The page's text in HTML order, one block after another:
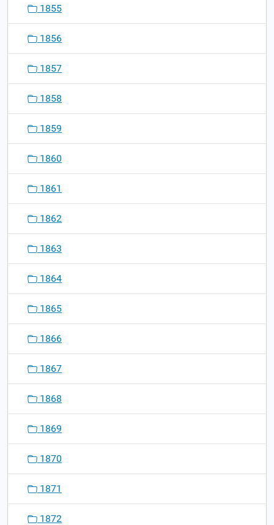
1855
1856
1857
1858
1859
1860
1861
1862
1863
1864
1865
1866
1867
1868
1869
1870
1871
1872